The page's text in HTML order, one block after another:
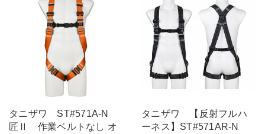
タニザワ ST#571A-N
匠Ⅱ 作業ベルトなし オ
タニザワ 【反射フルハ
ーネス】ST#571AR-N